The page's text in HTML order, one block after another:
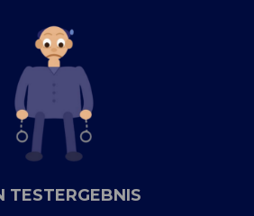
TESTERGEBNIS